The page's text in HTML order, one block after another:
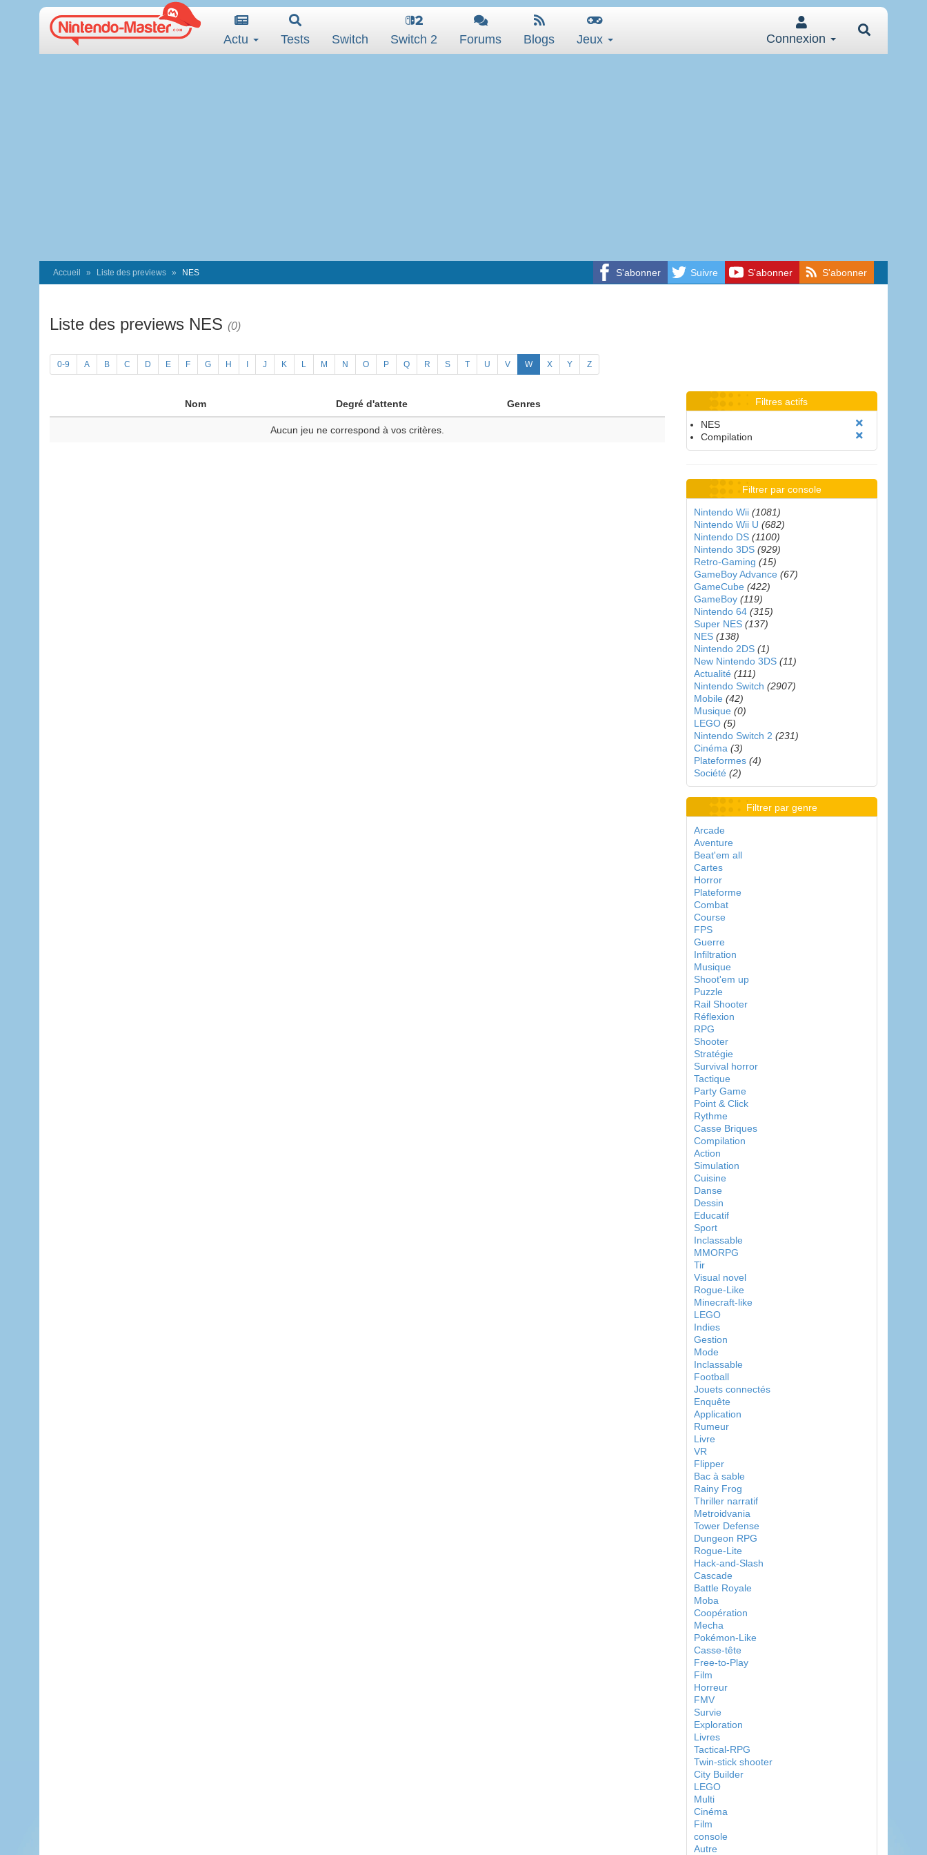
Actu Tests Switch Switch 2 Forums Blogs Jeux Connexion
S'abonner Suivre S'abonner S'abonner
Accueil Liste des previews NES
Liste des previews NES (0)
0-9 A B C D E F G H J K L M N O P Q R S T U V W X Y Z
Nom Degré d'attente Genres
Aucun jeu ne correspond à vos critères.
Filtres actifs
NES
Compilation
Filtrer par console
Nintendo Wii (1081)
Nintendo Wii U (682)
Nintendo DS (1100)
Nintendo 3DS (929)
Retro-Gaming (15)
GameBoy Advance (67)
GameCube (422)
GameBoy (119)
Nintendo 64 (315)
Super NES (137)
NES (138)
Nintendo 2DS (1)
New Nintendo 3DS (11)
Actualité (111)
Nintendo Switch (2907)
Mobile (42)
Musique (0)
LEGO (5)
Nintendo Switch 2 (231)
Cinéma (3)
Plateformes (4)
Société (2)
Filtrer par genre
Arcade
Aventure
Beat'em all
Cartes
Horror
Plateforme
Combat
Course
FPS
Guerre
Infiltration
Musique
Shoot'em up
Puzzle
Rail Shooter
Réflexion
RPG
Shooter
Stratégie
Survival horror
Tactique
Party Game
Point & Click
Rythme
Casse Briques
Compilation
Action
Simulation
Cuisine
Danse
Dessin
Educatif
Sport
Inclassable
MMORPG
Tir
Visual novel
Rogue-Like
Minecraft-like
LEGO
Indies
Gestion
Mode
Inclassable
Football
Jouets connectés
Enquête
Application
Rumeur
Livre
VR
Flipper
Bac à sable
Rainy Frog
Thriller narratif
Metroidvania
Tower Defense
Dungeon RPG
Rogue-Lite
Hack-and-Slash
Cascade
Battle Royale
Moba
Coopération
Mecha
Pokémon-Like
Casse-tête
Free-to-Play
Film
Horreur
FMV
Survie
Exploration
Livres
Tactical-RPG
Twin-stick shooter
City Builder
LEGO
Multi
Cinéma
Film
console
Autre